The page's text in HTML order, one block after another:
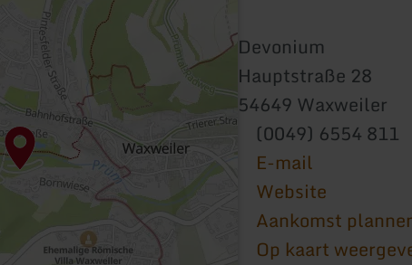
Devonium
Hauptstraße 28
54649 Waxweiler
(0049) 6554 811
E-mail
Website
Aankomst
Op kaart